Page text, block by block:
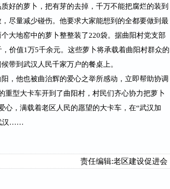
好的萝卜，把有芽的去掉，千万不能把腐烂的装到
尽量减少碰伤。他要求大家能想到的全都要做到最
大地窑中的萝卜整整装了220袋。据曲阳村党支部
价值1万5千余元。这些萝卜将承载着曲阳村群众的
带到武汉人民千家万户的餐桌上。
，他也被曲治辉的爱心之举所感动，立即帮助协调
重型大卡车开到了曲阳村，村民们齐心协力把萝卜
心，满载着老区人民的愿望的大卡车，在“武汉加
汉……
责任编辑:老区建设促进会